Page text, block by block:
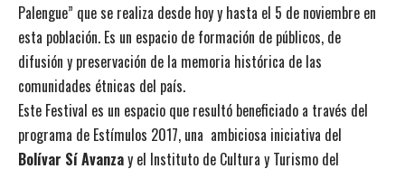
Palengue” que se realiza desde hoy y hasta el 5 de noviembre en
esta población. Es un espacio de formación de públicos, de
difusión y preservación de la memoria histórica de las
comunidades étnicas del país.
Este Festival es un espacio que resultó beneficiado a través del
programa de Estímulos 2017, una ambiciosa iniciativa del
Bolívar Sí Avanzay el Instituto de Cultura y Turismo del